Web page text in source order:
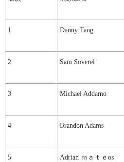
1 Danny Tang
2 Sam Soverel
3 Michael Addamo
4 Brandon Adams
5 Adrian ｍａｔｅos